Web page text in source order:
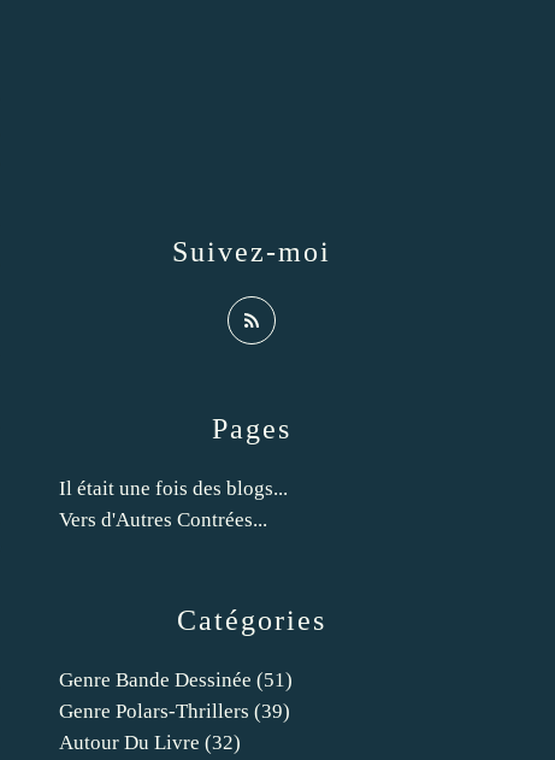
Catégories
Genre Bande Dessinée (51)
Genre Polars-Thrillers (39)
Autour Du Livre (32)
Pages
Il était une fois des blogs...
Vers d'Autres Contrées...
Suivez-moi